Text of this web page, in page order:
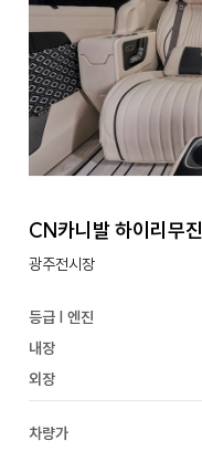
CN카니발 하이리무진
광주전시장
등급 | 엔진
내장
외장
차량가